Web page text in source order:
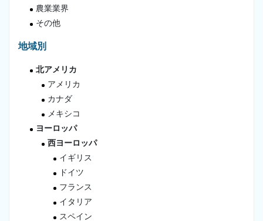
農業業界
その他
地域別
北アメリカ
アメリカ
カナダ
メキシコ
ヨーロッパ
西ヨーロッパ
イギリス
ドイツ
フランス
イタリア
スペイン